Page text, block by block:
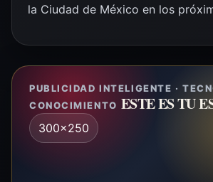
la Ciudad de México en los
PUBLICIDAD INTELIGENTE ·
CONOCIMIENTO ESTE ES TU
300x250